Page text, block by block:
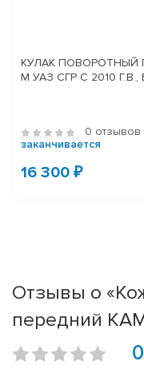
КУЛАК ПОВОРОТНЫЙ
М УАЗ СГР С 2010
0 отзывов
заканчивается
16 300 ₽
Отзывы о
передний